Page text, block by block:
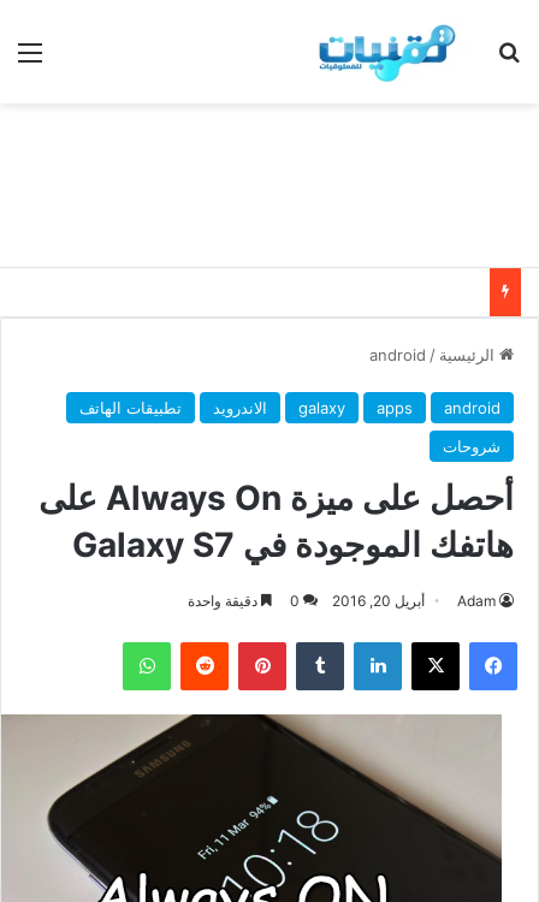
بحث عن
الرئيسية /
android
android
apps
galaxy الاندرويد
تطبيقات الهاتف
شروحات
أحصل على ميزة Always On على
هاتفك الموجودة في Galaxy S7
Adam أبريل 20, 2016 0 دقيقة واحدة
فيسبوك ‫X لينكدإن بينتيريست واتساب